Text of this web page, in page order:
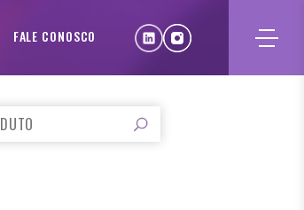
FALE CONOSCO